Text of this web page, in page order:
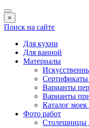
×
Поиск на сайте
Для кухни
Для ванной
Материалы
Сертификаты
Варианты
Варианты
Каталог
Фото работ
Столешницы